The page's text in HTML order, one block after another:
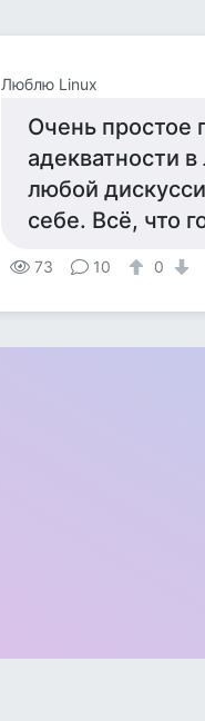
Люблю Linux
Очень простое
адекватности
любой
себе. Всё, что
73 10 0